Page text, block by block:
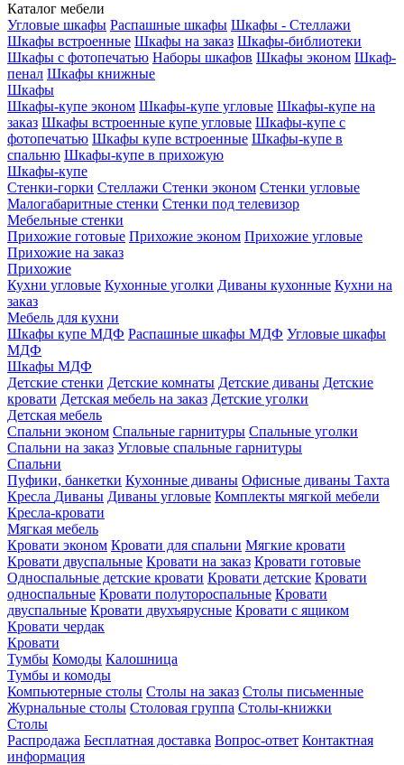
Каталог мебели
Угловые шкафы Распашные шкафы Шкафы - Стеллажи
Шкафы встроенные Шкафы на заказ Шкафы-библиотеки
Шкафы с фотопечатью Наборы шкафов Шкафы эконом Шкаф-
пенал Шкафы книжные
Шкафы
Шкафы-купе эконом Шкафы-купе угловые Шкафы-купе на
заказ Шкафы встроенные купе угловые Шкафы-купе с
фотопечатью Шкафы купе встроенные Шкафы-купе в
спальню Шкафы-купе в прихожую
Шкафы-купе
Стенки-горки Стеллажи Стенки эконом Стенки угловые
Малогабаритные стенки Стенки под телевизор
Мебельные стенки
Прихожие готовые Прихожие эконом Прихожие угловые
Прихожие на заказ
Прихожие
Кухни угловые Кухонные уголки Диваны кухонные Кухни на
заказ
Мебель для кухни
Шкафы купе МДФ Распашные шкафы МДФ Угловые шкафы
МДФ
Шкафы МДФ
Детские стенки Детские комнаты Детские диваны Детские
кровати Детская мебель на заказ Детские уголки
Детская мебель
Спальни эконом Спальные гарнитуры Спальные уголки
Спальни на заказ Угловые спальные гарнитуры
Спальни
Пуфики, банкетки Кухонные диваны Офисные диваны Тахта
Кресла Диваны Диваны угловые Комплекты мягкой мебели
Кресла-кровати
Мягкая мебель
Кровати эконом Кровати для спальни Мягкие кровати
Кровати двуспальные Кровати на заказ Кровати готовые
Односпальные детские кровати Кровати детские Кровати
односпальные Кровати полутороспальные Кровати
двуспальные Кровати двухъярусные Кровати с ящиком
Кровати чердак
Кровати
Тумбы Комоды Калошница
Тумбы и комоды
Компьютерные столы Столы на заказ Столы письменные
Журнальные столы Столовая группа Столы-книжки
Столы
Распродажа Бесплатная доставка Вопрос-ответ Контактная
информация